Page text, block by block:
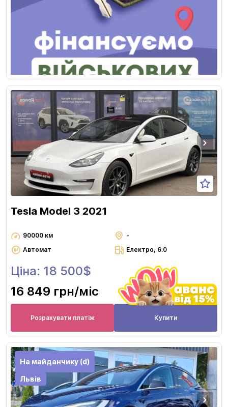
Tesla Model 3 2021
90000 км
-
Автомат
Електро, 6.0
Ціна: 18 500$
16 849 грн/міс
Розрахувати платіж Купити
На майданчику (d)
Львів